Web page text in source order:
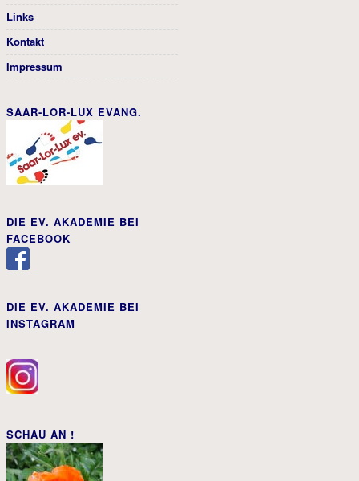
Links
Kontakt
Impressum
SAAR-LOR-LUX EVANG.
DIE EV. AKADEMIE BEI
FACEBOOK
DIE EV. AKADEMIE BEI
INSTAGRAM
SCHAU AN !